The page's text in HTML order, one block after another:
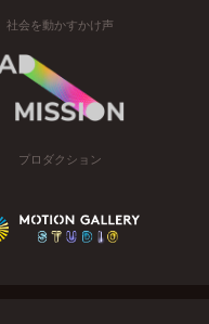
社会を動かすかけ声
プロダクション